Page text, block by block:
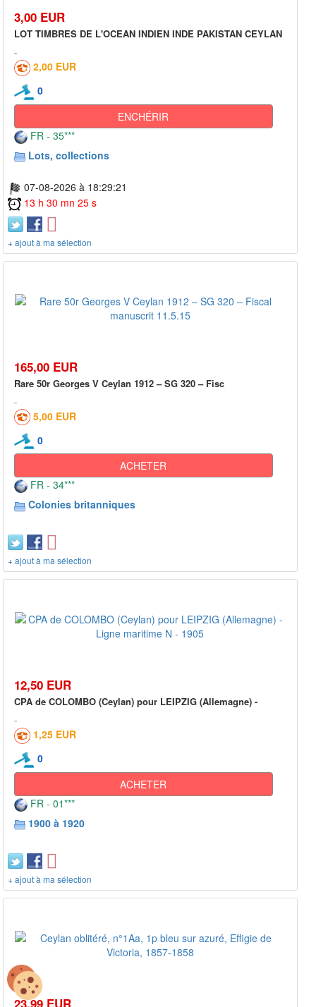
3,00 EUR
LOT TIMBRES DE L'OCEAN INDIEN INDE PAKISTAN CEYLAN
2,00 EUR
0
ENCHÉRIR
FR - 35***
Lots, collections
07-08-2026 à 18:29:21
13 h 30 mn 25 s
+ ajout à ma sélection
165,00 EUR
Rare 50r Georges V Ceylan 1912 – SG 320 – Fisc
5,00 EUR
0
ACHETER
FR - 34***
Colonies britanniques
+ ajout à ma sélection
12,50 EUR
CPA de COLOMBO (Ceylan) pour LEIPZIG (Allemagne) -
1,25 EUR
0
ACHETER
FR - 01***
1900 à 1920
+ ajout à ma sélection
23,99 EUR